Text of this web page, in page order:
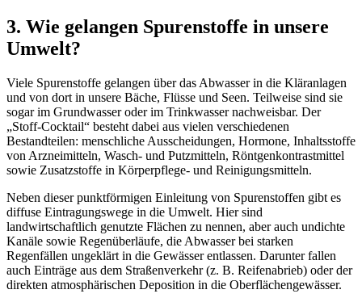
3. Wie gelangen Spurenstoffe in unsere
Umwelt?
Viele Spurenstoffe gelangen über das Abwasser in die Kläranlagen
und von dort in unsere Bäche, Flüsse und Seen. Teilweise sind sie
sogar im Grundwasser oder im Trinkwasser nachweisbar. Der
„Stoff-Cocktail“ besteht dabei aus vielen verschiedenen
Bestandteilen: menschliche Ausscheidungen, Hormone, Inhaltsstoffe
von Arzneimitteln, Wasch- und Putzmitteln, Röntgenkontrastmittel
sowie Zusatzstoffe in Körperpflege- und Reinigungsmitteln.
Neben dieser punktförmigen Einleitung von Spurenstoffen gibt es
diffuse Eintragungswege in die Umwelt. Hier sind
landwirtschaftlich genutzte Flächen zu nennen, aber auch undichte
Kanäle sowie Regenüberläufe, die Abwasser bei starken
Regenfällen ungeklärt in die Gewässer entlassen. Darunter fallen
auch Einträge aus dem Straßenverkehr (z. B. Reifenabrieb) oder der
direkten atmosphärischen Deposition in die Oberflächengewässer.